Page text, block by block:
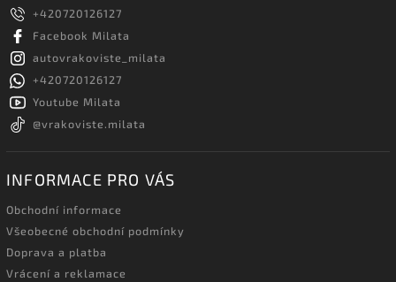
+420720126127
Facebook Milata
autovrakoviste_milata
+420720126127
Youtube Milata
@vrakoviste.milata
INFORMACE PRO VÁS
Obchodní informace
Všeobecné obchodní podmínky
Doprava a platba
Vrácení a reklamace